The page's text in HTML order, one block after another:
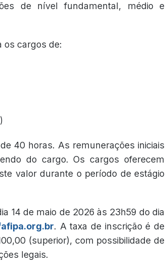
de nível fundamental, médio e
os cargos de:
40 horas. As remunerações iniciais
do cargo. Os cargos oferecem
valor durante o período de estágio
14 de maio de 2026 às 23h59 do dia
. A taxa de inscrição é de
(superior), com possibilidade de
legais.